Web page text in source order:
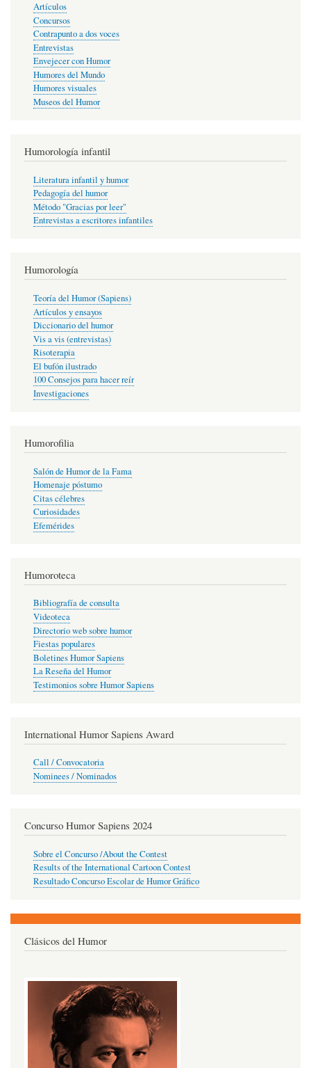
Artículos
Concursos
Contrapunto a dos voces
Entrevistas
Envejecer con Humor
Humores del Mundo
Humores visuales
Museos del Humor
Humorología infantil
Literatura infantil y humor
Pedagogía del humor
Método "Gracias por leer"
Entrevistas a escritores infantiles
Humorología
Teoría del Humor (Sapiens)
Artículos y ensayos
Diccionario del humor
Vis a vis (entrevistas)
Risoterapia
El bufón ilustrado
100 Consejos para hacer reír
Investigaciones
Humorofilia
Salón de Humor de la Fama
Homenaje póstumo
Citas célebres
Curiosidades
Efemérides
Humoroteca
Bibliografía de consulta
Videoteca
Directorio web sobre humor
Fiestas populares
Boletines Humor Sapiens
La Reseña del Humor
Testimonios sobre Humor Sapiens
International Humor Sapiens Award
Call / Convocatoria
Nominees / Nominados
Concurso Humor Sapiens 2024
Sobre el Concurso /About the Contest
Results of the International Cartoon Contest
Resultado Concurso Escolar de Humor Gráfico
Clásicos del Humor